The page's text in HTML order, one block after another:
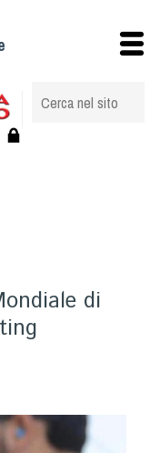
di
federali
di lavoro regionali